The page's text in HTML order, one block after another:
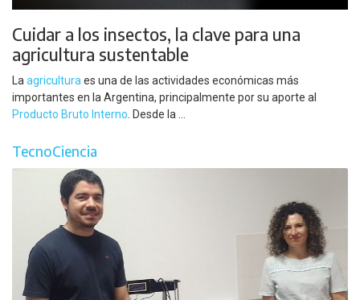
Cuidar a los insectos, la clave para una
agricultura sustentable
Laagriculturaes una de las actividades económicas más
importantes en la Argentina, principalmente por su aporte al
Producto Bruto Interno. Desde la ...
TecnoCiencia